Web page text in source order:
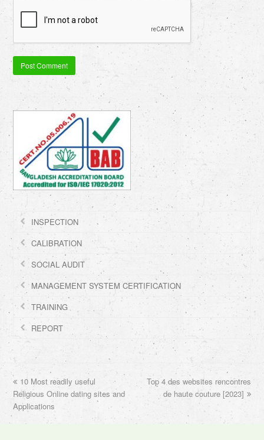
INSPECTION
CALIBRATION
SOCIAL AUDIT
MANAGEMENT SYSTEM CERTIFICATION
TRAINING
REPORT
previous
post:
10 Most readily useful
Religious Online dating sites and
Applications
next
post:
Top 4 des websites rencontres
de haute couture [2023]